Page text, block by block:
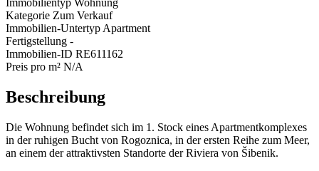
Immobilientyp Wohnung
Kategorie Zum Verkauf
Immobilien-Untertyp Apartment
Fertigstellung -
Immobilien-ID RE611162
Preis pro m² N/A
Beschreibung
Die Wohnung befindet sich im 1. Stock eines Apartmentkomplexes
in der ruhigen Bucht von Rogoznica, in der ersten Reihe zum Meer,
an einem der attraktivsten Standorte der Riviera von Šibenik.